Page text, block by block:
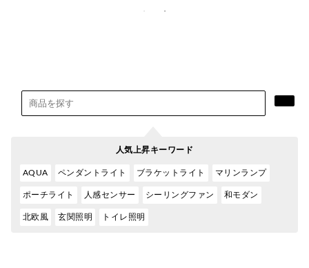
人気上昇キーワード
AQUA ペンダントライト ブラケットライト マリンランプ
ポーチライト 人感センサー シーリングファン 和モダン
北欧風 玄関照明 トイレ照明